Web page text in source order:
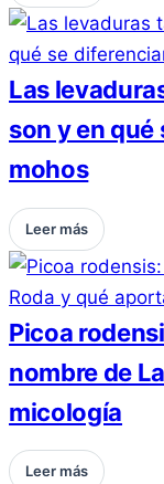
Las
son y en qué
mohos
Leer más
Picoa
nombre de
micología
Leer más